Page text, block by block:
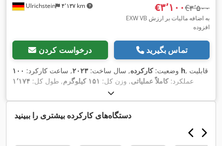
Ulrichstein ۴٬۱۳۷ km ‎€۳٬۱۰۰ ‎€۳٬۵۰۰
EXW VB به اضافه مالیات بر ارزش
افزوده
درخواست کردن تماس بگیرید
وضعیت:کارکرده, سال ساخت: ۲۰۲۳, ساعت کارکرد: ۱۰۰ h, قابلیت
عملکرد:کاملاً عملیاتی, وزن کل: ۱۵۱ کیلوگرم , طول کل: ۱٬۱۷۴
حجمی:۲۵۰ متر مکعب/ساعت , قدرت:
۵٫۵ کیلووات (۷٫۴۸ اسب
بخار)
, نوع خنک‌کننده: هوا ,
دستگاه‌های کارکرده بیشتری را ببینید